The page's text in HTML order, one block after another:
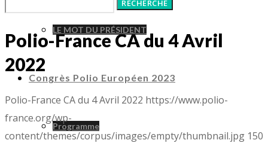
LE MOT DU PRÉSIDENT
Congrès Polio Européen 2023
Programme
Polio-France CA du 4 Avril
2022
Polio-France CA du 4 Avril 2022 https://www.polio-
france.org/wp-
content/themes/corpus/images/empty/thumbnail.jpg 150